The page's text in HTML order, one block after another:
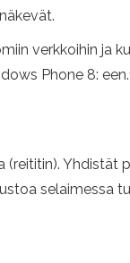
verkkoihin ja
Phone 8:
(reititin). Yhdistät
selaimessa